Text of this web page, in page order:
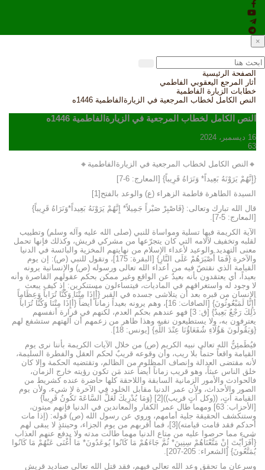
×
الصفحة الرئيسية
أثار المرجع اليعقوبي الفاطمي
خطابات الزيارة الفاطمية
النص الكامل لخطاب المرجعية في الزيارةالفاطمية 1446ه
النص الكامل لخطاب المرجعية في الزيارةالفاطمية 1446ه
16 ديسمبر، 2024
63
🔸النص الكامل لخطاب المرجعية في الزيارةالفاطمية🔸
{إِنَّهُمْ يَرَوْنَهُ بَعِيداً* وَنَرَاهُ قَرِيباً} [المعارج: 6-7]
السيدة الطاهرة فاطمة الزهراء (ع) والوعد بالفتح[1]
قال الله تبارك وتعالى: {فَاصْبِرْ صَبْراً جَمِيلاً* إِنَّهُمْ يَرَوْنَهُ بَعِيداً*وَنَرَاهُ قَرِيباً}
[المعارج: 5-7].
الآية الكريمة فيها تسلية ومواساة للنبي (صلى الله عليه وآله وسلم) وتطييب
لقلبه وتخفيف لآلامه التي كان يتجرّعها من مشركي قريش، وكذلك فإنها تحمل
معنى التهديد والوعيد لأعداء الإسلام من نهايتهم المخزية والبائسة في الدنيا
والآخرة {فَمَا أَصْبَرَهُمْ عَلَى النَّارِ} [البقرة: 175]، وتقول للنبي (ص): إن يوم
القيامة الذي نقتصّ فيه من أعداء الله تعالى ورسوله (ص) والإنسانية يرونه
بعيداً، أي يعتقدون بأنه بعيدٌ عن الواقع وغير ممكن بحكم عقولهم القاصرة وأنه
لا وجود له واستغراقهم في الماديات، فيتساءلون مستنكرين: إذ كيف يبعث
الإنسان من قبره بعد أن يتلاشى جسده في القبر {أَإِذَا مِتْنَا وَكُنَّا تُرَاباً وَعِظَاماً
أَإِنَّا لَمَبْعُوثُونَ} [الصافات: 16]، وهم يرونه بعيداً زماناً أيضاً {أَإِذَا مِتْنَا وَكُنَّا تُرَاباً
ذَلِكَ رَجْعٌ بَعِيدٌ} [ق: 3] فهو عندهم بحكم العدم، لكنهم في قرارة أنفسهم
يعترفون به، ولا يستطيعون نفيه وهذا ظاهر من زعمهم أن آلهتهم ستشفع لهم
{وَيَقُولُونَ هَؤُلَاءِ شُفَعَاؤُنَا عِنْدَ اللَّهِ} [يونس: 18].
فيُطَمئِنُّ الله تعالى نبيه الكريم (ص) من خلال الآيات الكريمة بأننا نرى يوم
القيامة واقعاً حتماً بلا ريب، وأن وقوعه قريبٌ لحكم العقل والفطرة السليمة،
لأنه مقتضى العدالة وإنصاف المظلوم من الظالم، وتقتضيه الحكمة وإلا كان
خلق الناس عبثاً، وهو قريب زماناً أيضاً عند مَن تكون رؤيته خارج الزمان،
فالحوادث والأمور الزمانية السابقة واللاحقة كلها حاضرة عنده كشريط من
الصور والأحداث، ولأن عمر الدنيا مقابل الخلود في الآخرة لا شيء، ولأن يوم
القيامة آتٍ، ((وكل آتٍ قريب))[2] {وَمَا يُدْرِيكَ لَعَلَّ السَّاعَةَ تَكُونُ قَرِيباً}
[الأحزاب: 63] ومهما طال عمر الكفار والمعاندين في الدنيا فإنهم ميتون،
وستنكشف الحقيقة جلية أمامهم، وروي عن رسول الله (ص) قوله: (إذا مات
أحدكم فقد قامت قيامته)[3]، فما أقربهم من يوم الجزاء، وحينئذٍ لا يبقى لهم
شيء مما حرصوا عليه من متاع الدنيا مهما طالت مدته ولا يدفع عنهم العذاب
{أَفَرَأَيْتَ إِنْ مَتَّعْنَاهُمْ سِنِينَ* ثُمَّ جَاءَهُمْ مَا كَانُوا يُوعَدُونَ* مَا أَغْنَى عَنْهُمْ مَا كَانُوا
يُمَتَّعُونَ} [الشعراء: 205-207].
وسرعان ما تحقق وعد الله تعالى فيهم، فقد قتل الله تعالى صناديد قريش